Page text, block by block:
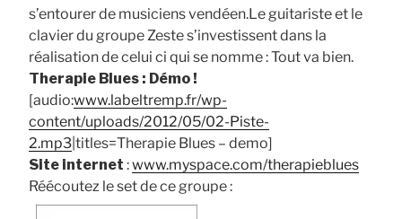
s’entourer de musiciens vendéen.Le guitariste et le
clavier du groupe Zeste s’investissent dans la
réalisation de celui ci qui se nomme : Tout va bien.
Therapie Blues : Démo !
[audio:www.labeltremp.fr/wp-
content/uploads/2012/05/02-Piste-
2.mp3 |titles=Therapie Blues – demo]
Site internet :www.myspace.com/therapieblues
Réécoutez le set de ce groupe :